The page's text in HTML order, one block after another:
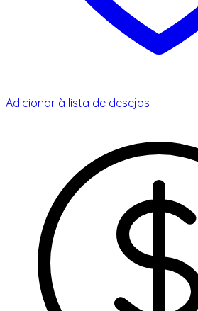
Adicionar à lista de desejos